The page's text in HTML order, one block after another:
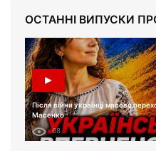
ОСТАННІ ВИПУСКИ
Після війни українці масово
Масенко
68